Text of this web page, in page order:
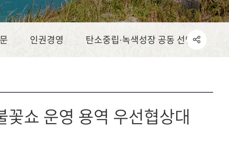
인권경영 탄소중립∙녹색성장 공동 선언문
쇼 운영 용역 우선협상대